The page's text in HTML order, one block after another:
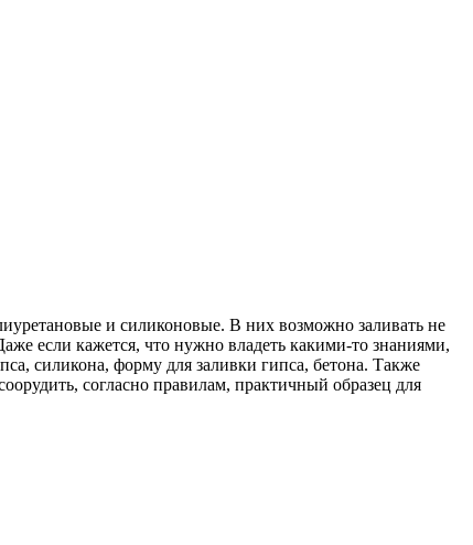
и силиконовые. В них возможно заливать не
если кажется, что нужно владеть какими-то знаниями,
силикона, форму для заливки гипса, бетона. Также
согласно правилам, практичный образец для